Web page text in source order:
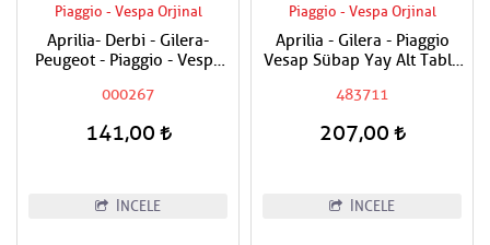
Piaggio - Vespa Orjinal
Aprilia- Derbi - Gilera-
Peugeot - Piaggio - Vespa
000267
141,00
İNCELE
Piaggio - Vespa Orjinal
Aprilia - Gilera - Piaggio
Vesap Sübap Yay Alt Tabla
483711
207,00
İNCELE